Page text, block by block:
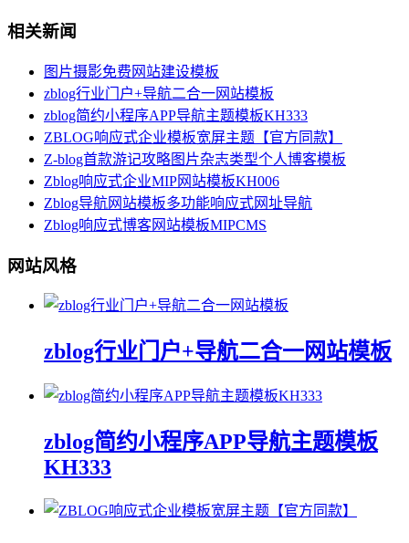
相关新闻
图片摄影免费网站建设模板
zblog行业门户+导航二合一网站模板
zblog简约小程序APP导航主题模板KH333
ZBLOG响应式企业模板宽屏主题【官方同款】
Z-blog首款游记攻略图片杂志类型个人博客模板
Zblog响应式企业MIP网站模板KH006
Zblog导航网站模板多功能响应式网址导航
Zblog响应式博客网站模板MIPCMS
网站风格
zblog行业门户+导航二合一网站模板
zblog简约小程序APP导航主题模板
KH333